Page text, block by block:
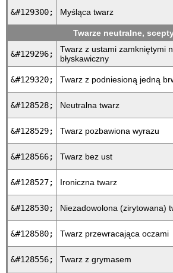
&#129300; Myśląca twarz
Twarze neutralne,
&#129296;
Twarz z ustami zamkniętymi
błyskawiczny
&#129320; Twarz z podniesioną jedną
&#128528; Neutralna twarz
&#128529; Twarz pozbawiona wyrazu
&#128566; Twarz bez ust
&#128527; Ironiczna twarz
&#128530; Niezadowolona (zirytowana)
&#128580; Twarz przewracająca oczami
&#128556; Twarz z grymasem